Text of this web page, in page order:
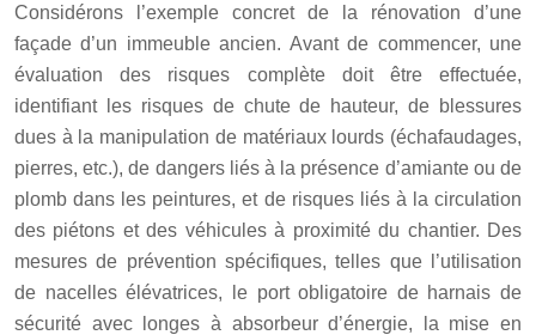
Considérons l’exemple concret de la rénovation d’une
façade d’un immeuble ancien. Avant de commencer, une
évaluation des risques complète doit être effectuée,
identifiant les risques de chute de hauteur, de blessures
dues à la manipulation de matériaux lourds (échafaudages,
pierres, etc.), de dangers liés à la présence d’amiante ou de
plomb dans les peintures, et de risques liés à la circulation
des piétons et des véhicules à proximité du chantier. Des
mesures de prévention spécifiques, telles que l’utilisation
de nacelles élévatrices, le port obligatoire de harnais de
sécurité avec longes à absorbeur d’énergie, la mise en